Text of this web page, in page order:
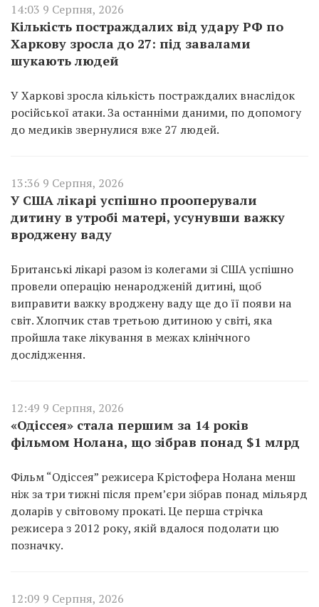
14:03 9 Серпня, 2026
Кількість постраждалих від удару РФ по
Харкову зросла до 27: під завалами
шукають людей
У Харкові зросла кількість постраждалих внаслідок
російської атаки. За останніми даними, по допомогу
до медиків звернулися вже 27 людей.
13:36 9 Серпня, 2026
У США лікарі успішно прооперували
дитину в утробі матері, усунувши важку
вроджену ваду
Британські лікарі разом із колегами зі США успішно
провели операцію ненародженій дитині, щоб
виправити важку вроджену ваду ще до її появи на
світ. Хлопчик став третьою дитиною у світі, яка
пройшла таке лікування в межах клінічного
дослідження.
12:49 9 Серпня, 2026
«Одіссея» стала першим за 14 років
фільмом Нолана, що зібрав понад $1 млрд
Фільм “Одіссея” режисера Крістофера Нолана менш
ніж за три тижні після прем’єри зібрав понад мільярд
доларів у світовому прокаті. Це перша стрічка
режисера з 2012 року, якій вдалося подолати цю
позначку.
12:09 9 Серпня, 2026